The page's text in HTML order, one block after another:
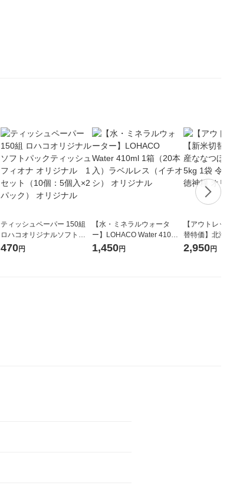
ティッシュペーパー 150組
ロハコオリジナルソフトパ
ックティッシュ フィオナ オ
470円
【水・ミネラルウォータ
ー】LOHACO Water 410ml
1箱（20本入）ラベルレス
（イチオシ） オリジナル
1,450円
【アウトレッ
替特価】北海
し 精白米 5kg
米 木徳神糧 オ
2,950円